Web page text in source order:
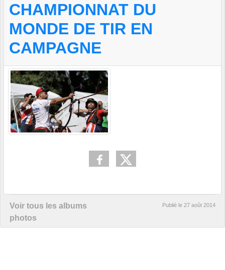
CHAMPIONNAT DU
MONDE DE TIR EN
CAMPAGNE
Voir tous les albums
photos
Publié le 27 août 2014